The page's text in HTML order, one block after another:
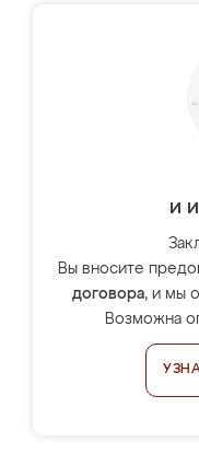
и
Вы вносите
договора, и мы
Возможна